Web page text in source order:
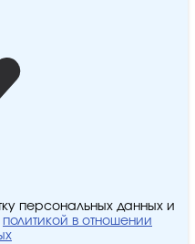
персональных данных и
политикой в отношении